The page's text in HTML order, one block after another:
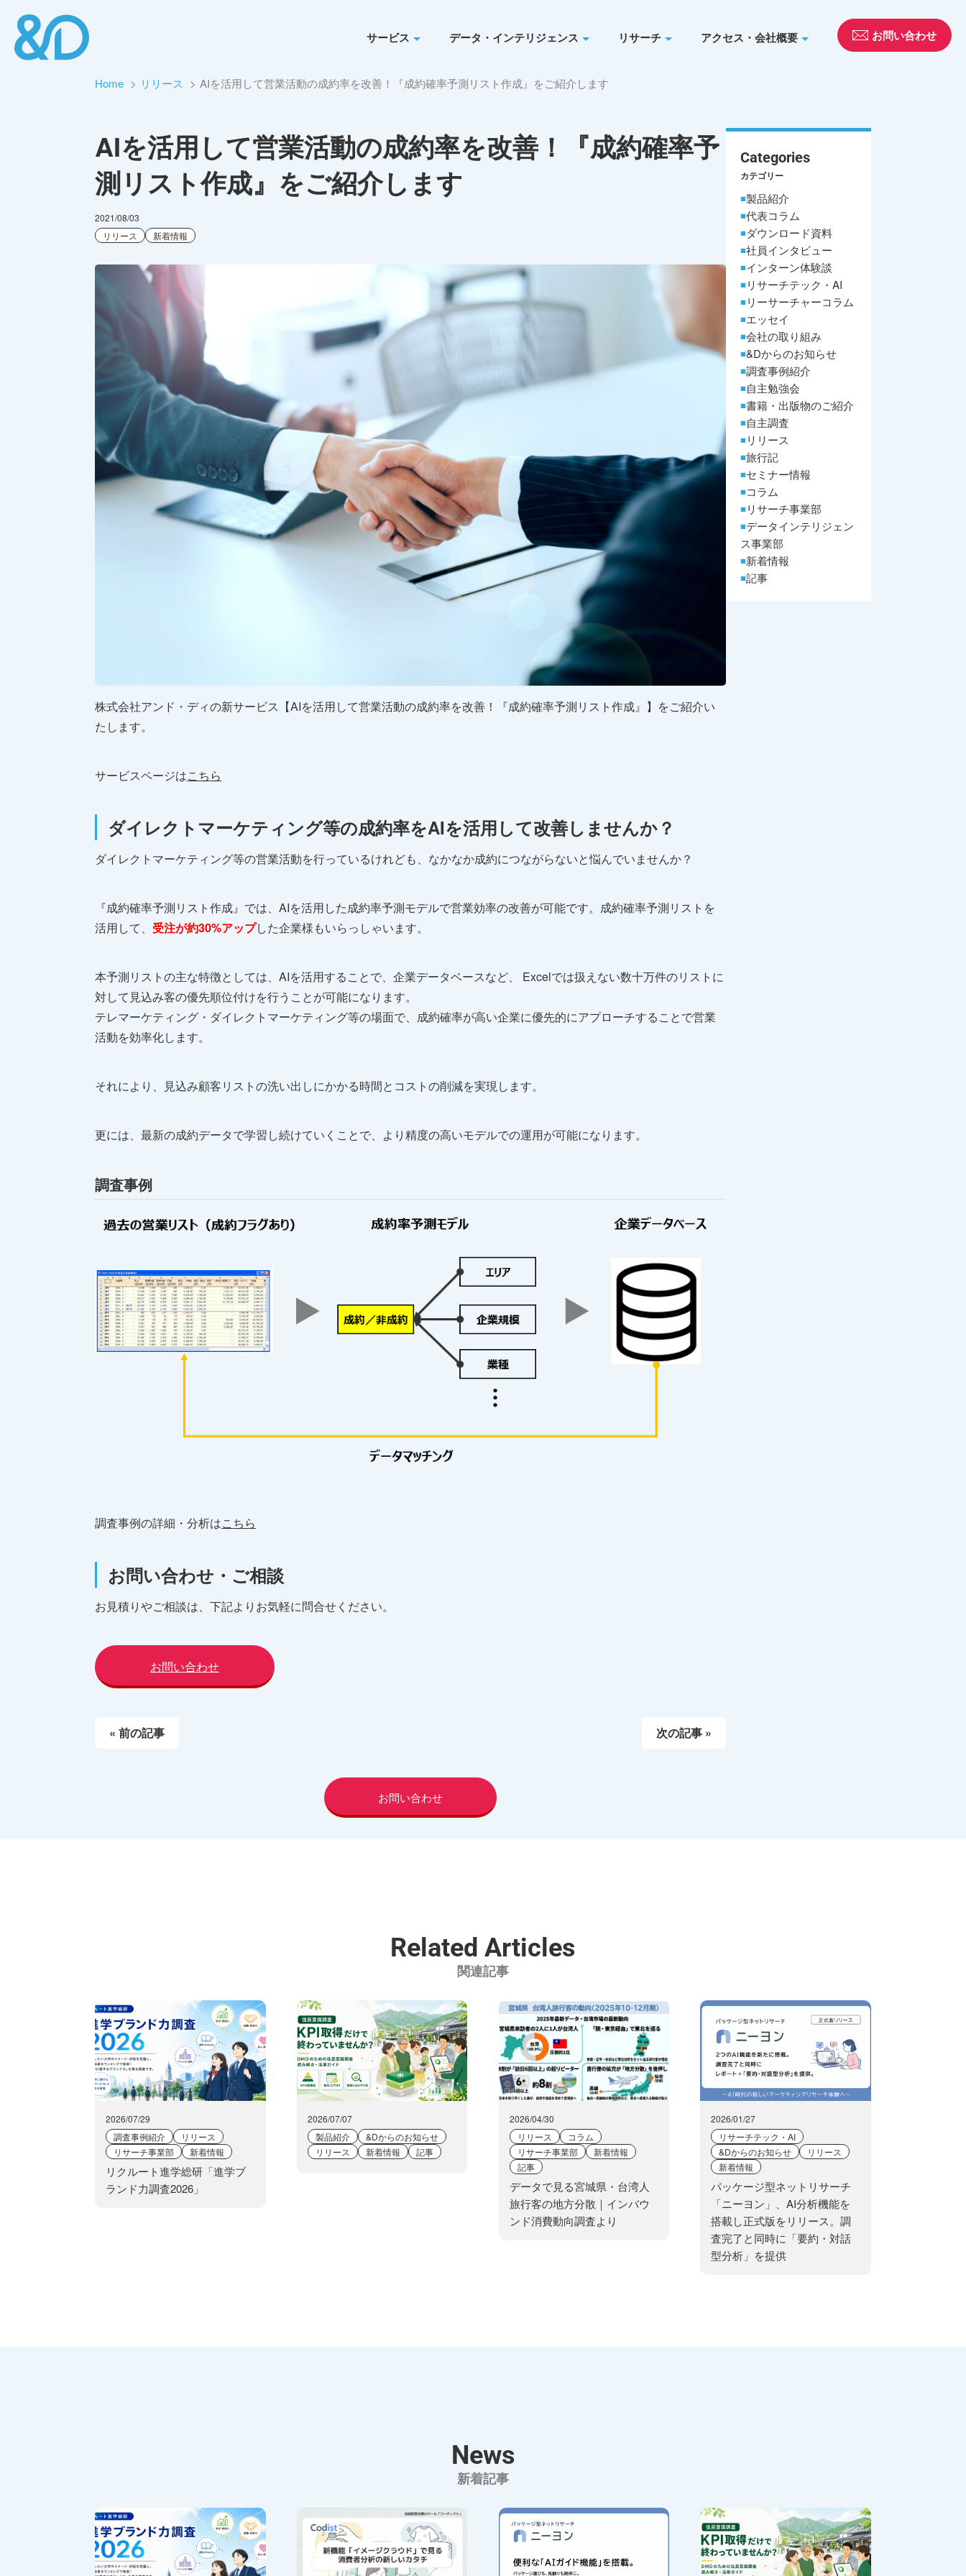
サービス データ・インテリジェンス リサーチ アクセス・会社概要 お問い合わせ
Home リリース AIを活用して営業活動の成約率を改善！『成約確率予測リスト作成』をご紹介します
AIを活用して営業活動の成約率を改善！『成約確率予
測リスト作成』をご紹介します
2021/08/03
リリース
新着情報
株式会社アンド・ディの新サービス【AIを活用して営業活動の成約率を改善！『成約確率予測リスト作成』】をご紹介い
たします。
サービスページはこちら
ダイレクトマーケティング等の成約率をAIを活用して改善しませんか？
ダイレクトマーケティング等の営業活動を行っているけれども、なかなか成約につながらないと悩んでいませんか？
『成約確率予測リスト作成』では、AIを活用した成約率予測モデルで営業効率の改善が可能です。成約確率予測リストを
活用して、 受注が約30%アップした企業様もいらっしゃいます。
本予測リストの主な特徴としては、AIを活用することで、企業データベースなど、 Excelでは扱えない数十万件のリストに
対して見込み客の優先順位付けを行うことが可能になります。
テレマーケティング・ダイレクトマーケティング等の場面で、成約確率が高い企業に優先的にアプローチすることで営業
活動を効率化します。
それにより、見込み顧客リストの洗い出しにかかる時間とコストの削減を実現します。
更には、最新の成約データで学習し続けていくことで、より精度の高いモデルでの運用が可能になります。
調査事例
調査事例の詳細・分析はこちら
お問い合わせ・ご相談
お見積りやご相談は、下記よりお気軽に問合せください。
お問い合わせ
« 前の記事 次の記事 »
お問い合わせ
Categories
カテゴリー
製品紹介
代表コラム
ダウンロード資料
社員インタビュー
インターン体験談
リサーチテック・AI
リーサーチャーコラム
エッセイ
会社の取り組み
&Dからのお知らせ
調査事例紹介
自主勉強会
書籍・出版物のご紹介
自主調査
リリース
旅行記
セミナー情報
コラム
リサーチ事業部
データインテリジェン
ス事業部
新着情報
記事
Related Articles
関連記事
2026/07/29
調査事例紹介
リリース
リサーチ事業部
新着情報
リクルート進学総研「進学ブ
ランド力調査2026」
2026/07/07
製品紹介
&Dからのお知らせ
リリース
新着情報 記事
2026/04/30
リリース
コラム
リサーチ事業部
新着情報
記事
データで見る宮城県・台湾人
旅行客の地方分散｜インバウ
ンド消費動向調査より
2026/01/27
リサーチテック・AI
&Dからのお知らせ
リリース
新着情報
パッケージ型ネットリサーチ
「ニーヨン」、AI分析機能を
搭載し正式版をリリース。調
査完了と同時に「要約・対話
型分析」を提供
News
新着記事